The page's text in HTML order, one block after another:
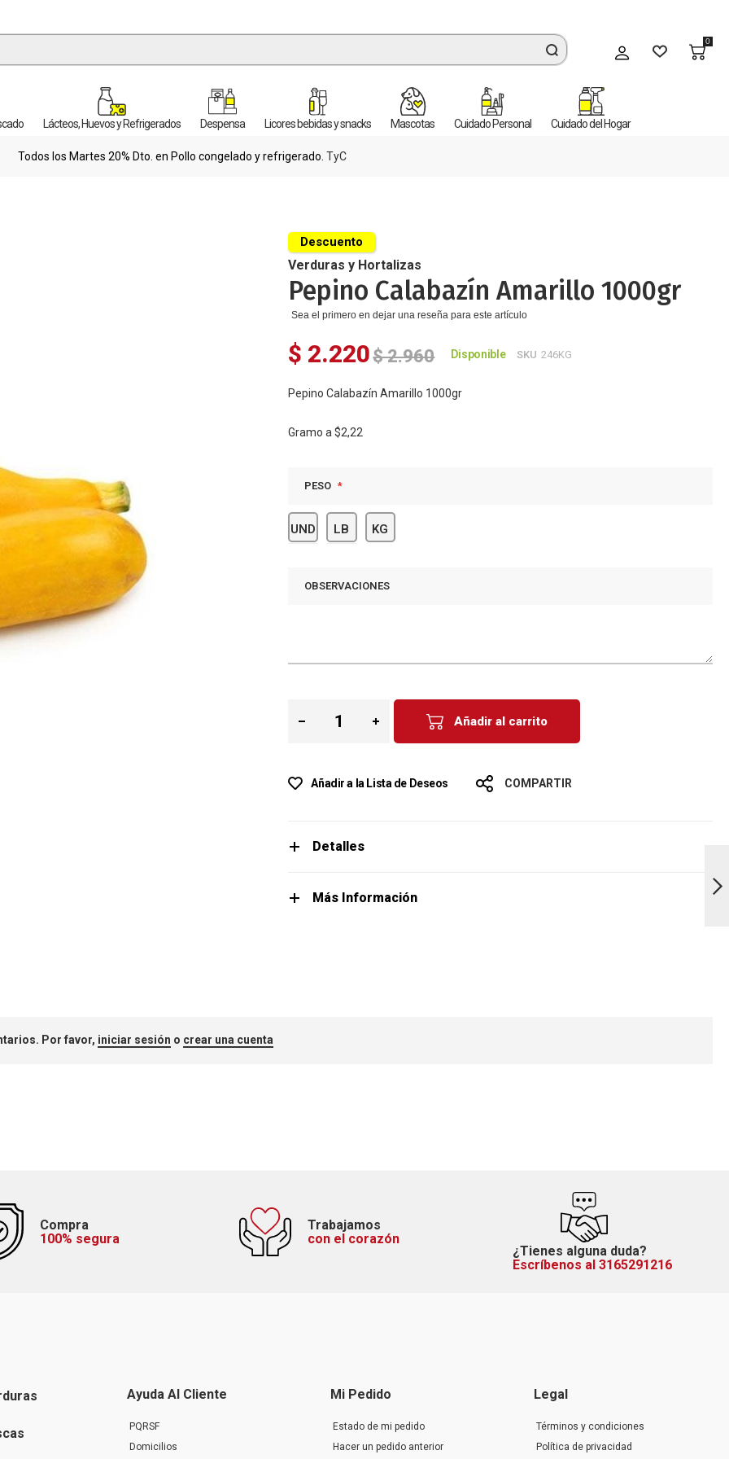
Mi cuenta
0
Lácteos, Huevos y Refrigerados Despensa Licores bebidas y snacks Mascotas Cuidado Personal Cuidado del Hogar
Todos los Martes 20% Dto. en Pollo congelado y refrigerado. TyC
Verduras y Hortalizas
Pepino Calabazín Amarillo 1000gr
Sea el primero en dejar una reseña para este artículo
$ 2.220
Descuento
$ 2.960 Disponible SKU 246KG
Pepino Calabazín Amarillo 1000gr
Gramo a $2,22
PESO
UND LB KG
OBSERVACIONES
Añadir al carrito
Añadir a la Lista de Deseos COMPARTIR
Detalles
Más Información
Por favor, iniciar sesión o crear una cuenta
Compra
100% segura
Trabajamos
con el corazón
¿Tienes alguna duda?
Escríbenos al 3165291216
Ayuda Al Cliente
PQRSF
Domicilios
Mi Pedido
Estado de mi pedido
Hacer un pedido anterior
Legal
Términos y condiciones
Política de privacidad